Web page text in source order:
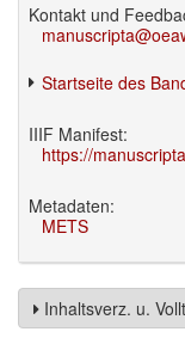
Kontakt und
Startseite des
IIIF Manifest:
https://
Metadaten:
METS
Inhaltsverz. u.